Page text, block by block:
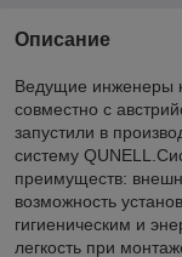
Описание
Ведущие инженеры
совместно с
запустили в
систему QUNELL
преимуществ:
возможность
гигиеническим и
легкость при